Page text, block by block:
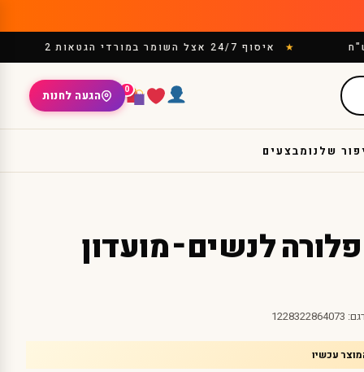
איסוף 24/7 אצל השומר במורדי הגטאות 2
0 הגעה לחנות
שלנומבצעים
לנשים – מועדון
1228322864073
עכשיו